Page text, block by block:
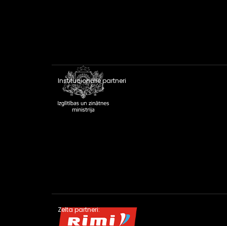
Institucionālie partneri
Zelta partneri: